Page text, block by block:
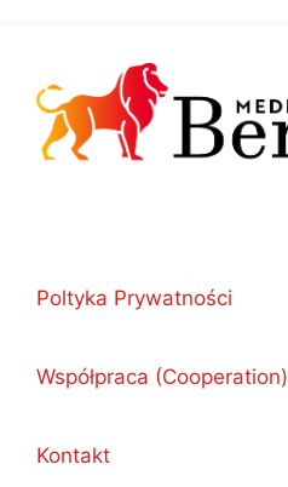
Poltyka Prywatności
Współpraca (Cooperation)
Kontakt